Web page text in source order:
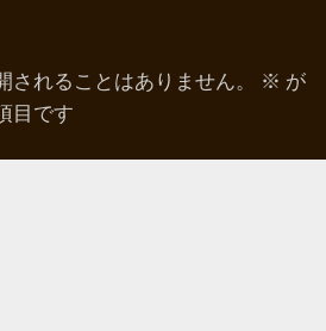
されることはありません。 ※ が
目です